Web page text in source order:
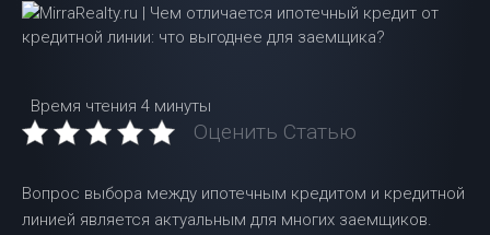
Время чтения 4 минуты
Оценить Статью
Вопрос выбора между ипотечным кредитом и кредитной
линией является актуальным для многих заемщиков.